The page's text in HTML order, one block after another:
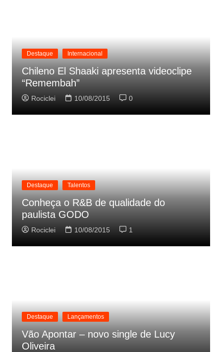
Destaque Internacional
Chileno El Shaaki apresenta videoclipe
“Remembah”
Rociclei 10/08/2015 0
Destaque Talentos
Conheça o R&B de qualidade do
paulista GODO
Rociclei 10/08/2015 1
Destaque Lançamentos
Vão Apontar – novo single de Lucy
Oliveira